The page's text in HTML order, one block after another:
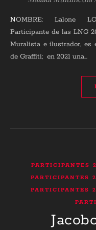
NOMBRE: Lalone LOCALIDAD: Málaga BIOGRAFIA:
Participante de las LNG
Muralista e ilustrador, es
de Graffiti; en 2021 una…
PARTICIPANTES
PARTICIPANTES
PARTICIPANTES